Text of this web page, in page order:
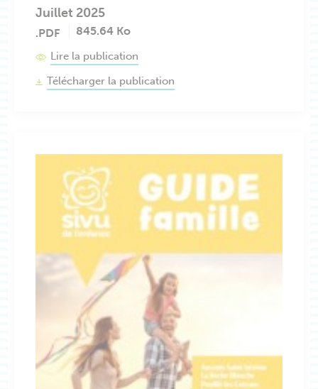
Juillet 2025
.PDF 845.64 Ko
Lire la publication
Télécharger la publication